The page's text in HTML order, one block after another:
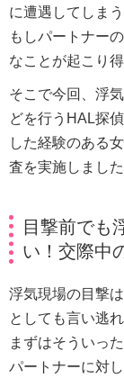
に遭遇してしま
もしパートナー
なことが起こり
そこで今回、浮
どを行うHAL探
した経験のある
査を実施しました
目撃前でも
い！交際中
浮気現場の目撃
としても言い逃
まずはそういっ
パートナーに対